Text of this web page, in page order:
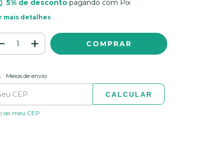
5% de desconto pagando com Pix
mais detalhes
para o CEP:
Meios de envio
CALCULAR
sei meu CEP